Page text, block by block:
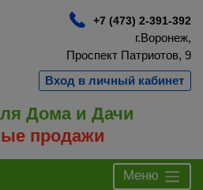
+7 (473) 2-391-392
г.Воронеж,
Проспект Патриотов, 9
Вход в личный кабинет
Дома и Дачи
продажи
Меню